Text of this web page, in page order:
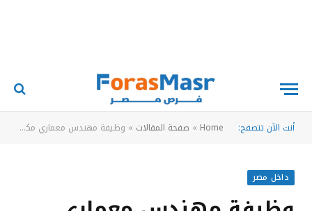
أنت الآن تتصفح: Home
» صفحة المقالات » وظيفة مهندس معماري مكتب فني
داخل مصر